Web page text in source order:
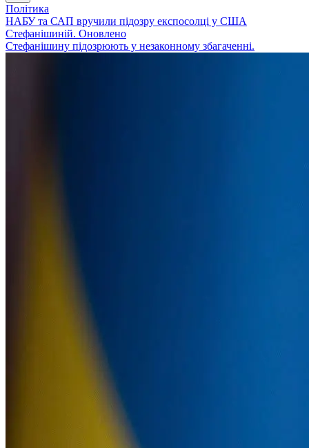
Політика
НАБУ та САП вручили підозру експосолці у США
Стефанішиній. Оновлено
Стефанішину підозрюють у незаконному збагаченні.